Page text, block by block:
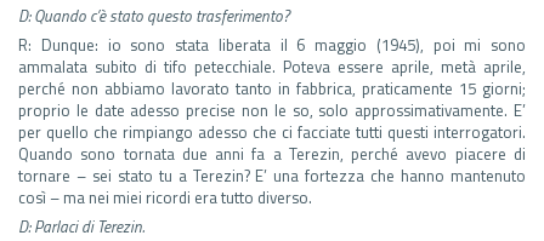
D: Quando c’è stato questo trasferimento?
R: Dunque: io sono stata liberata il 6 maggio (1945), poi mi sono
ammalata subito di tifo petecchiale. Poteva essere aprile, metà aprile,
perché non abbiamo lavorato tanto in fabbrica, praticamente 15 giorni;
proprio le date adesso precise non le so, solo approssimativamente. E’
per quello che rimpiango adesso che ci facciate tutti questi interrogatori.
Quando sono tornata due anni fa a Terezin, perché avevo piacere di
tornare – sei stato tu a Terezin? E’ una fortezza che hanno mantenuto
così – ma nei miei ricordi era tutto diverso.
D: Parlaci di Terezin.